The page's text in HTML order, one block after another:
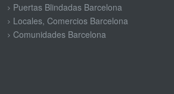
Puertas Blindadas Barcelona
Locales, Comercios Barcelona
Comunidades Barcelona